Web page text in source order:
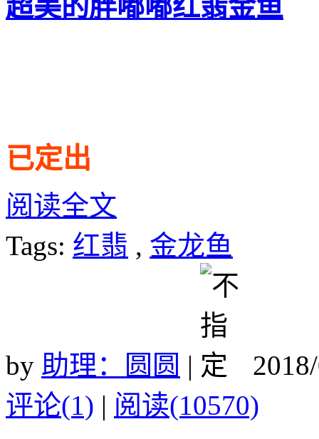
超美的胖嘟嘟红翡金鱼
已定出
阅读全文
Tags: 红翡 , 金龙鱼
by 助理：圆圆 |
评论(1) | 阅读(10570)